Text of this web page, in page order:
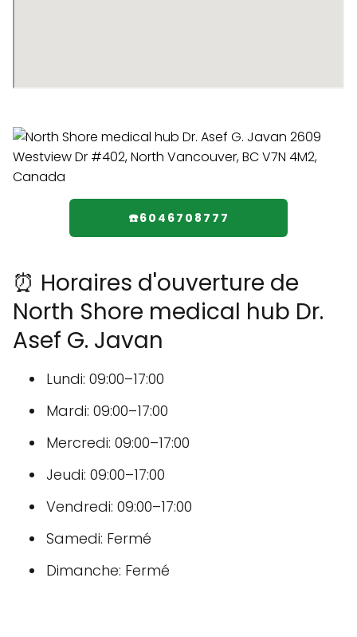
☎️6046708777
⏰ Horaires d'ouverture de
North Shore medical hub Dr.
Asef G. Javan
Lundi: 09:00–17:00
Mardi: 09:00–17:00
Mercredi: 09:00–17:00
Jeudi: 09:00–17:00
Vendredi: 09:00–17:00
Samedi: Fermé
Dimanche: Fermé